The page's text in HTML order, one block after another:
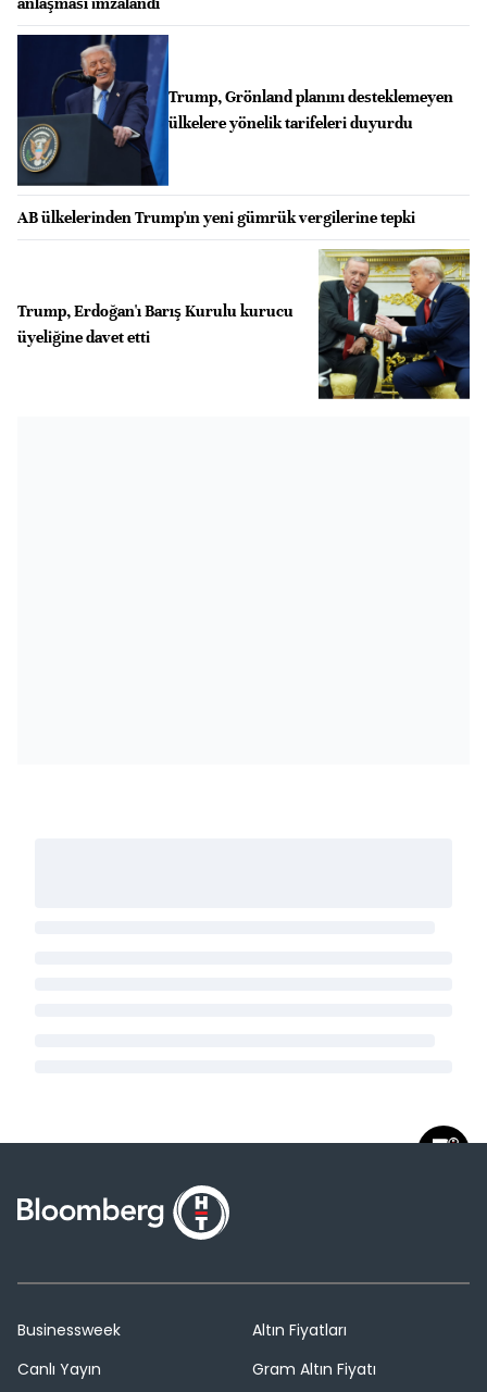
Trump, Grönland planını desteklemeyen
ülkelere yönelik tarifeleri duyurdu
AB ülkelerinden Trump'ın yeni gümrük vergilerine tepki
Trump, Erdoğan'ı Barış Kurulu kurucu
üyeliğine davet etti
Businessweek
Canlı Yayın
Altın Fiyatları
Gram Altın Fiyatı